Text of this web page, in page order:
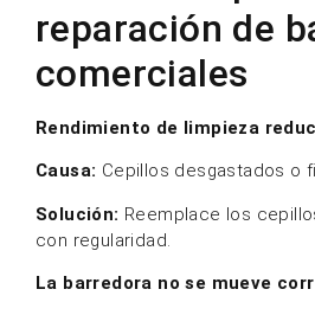
Causa:Problemas con la
sistema de transmisión.
Solución:Compruebe el estado
inspeccione los componentes
Fallo del sistema de control
Causa:Sistema de filtración
Solución:
Limpie o reemplace
inspeccione los sellos.